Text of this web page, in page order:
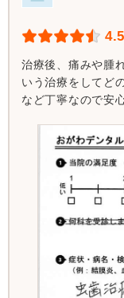
4.5
治療後、痛みや腫
いう治療をしてど
など丁寧なので安